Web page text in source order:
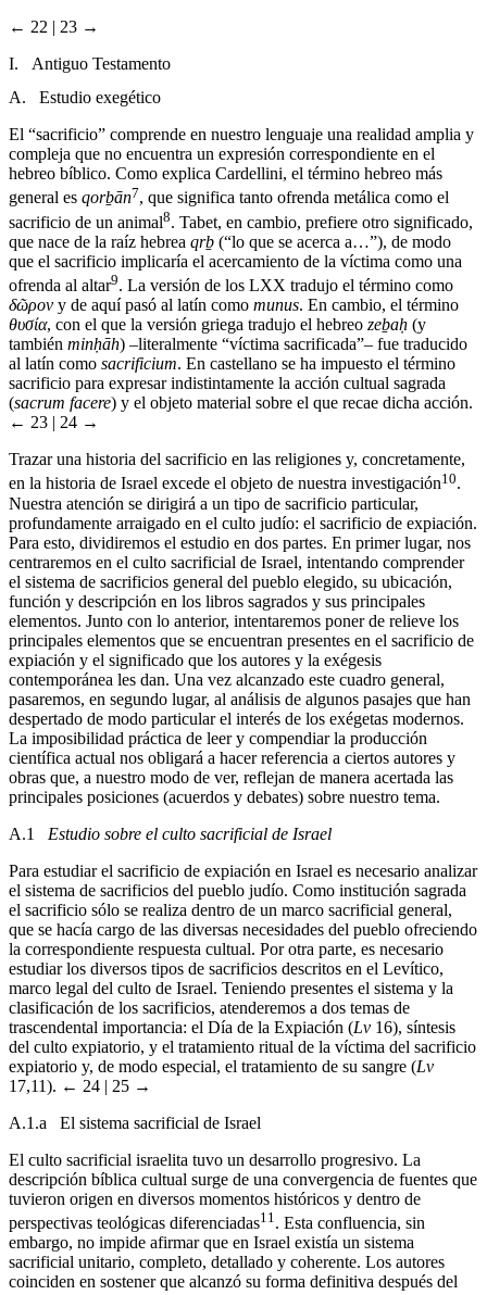
← 22 | 23 →
I. Antiguo Testamento
A. Estudio exegético
El “sacrificio” comprende en nuestro lenguaje una realidad amplia y
compleja que no encuentra un expresión correspondiente en el
hebreo bíblico. Como explica Cardellini, el término hebreo más
general es qorḇān7, que significa tanto ofrenda metálica como el
sacrificio de un animal8. Tabet, en cambio, prefiere otro significado,
que nace de la raíz hebrea qrḇ (“lo que se acerca a…”), de modo
que el sacrificio implicaría el acercamiento de la víctima como una
ofrenda al altar9. La versión de los LXX tradujo el término como
δῶρον y de aquí pasó al latín como munus. En cambio, el término
θυσία, con el que la versión griega tradujo el hebreo zeḇaḥ (y
también minḥāh) –literalmente “víctima sacrificada”– fue traducido
al latín como sacrificium. En castellano se ha impuesto el término
sacrificio para expresar indistintamente la acción cultual sagrada
(sacrum facere) y el objeto material sobre el que recae dicha acción.
← 23 | 24 →
Trazar una historia del sacrificio en las religiones y, concretamente,
en la historia de Israel excede el objeto de nuestra investigación10.
Nuestra atención se dirigirá a un tipo de sacrificio particular,
profundamente arraigado en el culto judío: el sacrificio de expiación.
Para esto, dividiremos el estudio en dos partes. En primer lugar, nos
centraremos en el culto sacrificial de Israel, intentando comprender
el sistema de sacrificios general del pueblo elegido, su ubicación,
función y descripción en los libros sagrados y sus principales
elementos. Junto con lo anterior, intentaremos poner de relieve los
principales elementos que se encuentran presentes en el sacrificio de
expiación y el significado que los autores y la exégesis
contemporánea les dan. Una vez alcanzado este cuadro general,
pasaremos, en segundo lugar, al análisis de algunos pasajes que han
despertado de modo particular el interés de los exégetas modernos.
La imposibilidad práctica de leer y compendiar la producción
científica actual nos obligará a hacer referencia a ciertos autores y
obras que, a nuestro modo de ver, reflejan de manera acertada las
principales posiciones (acuerdos y debates) sobre nuestro tema.
A.1 Estudio sobre el culto sacrificial de Israel
Para estudiar el sacrificio de expiación en Israel es necesario analizar
el sistema de sacrificios del pueblo judío. Como institución sagrada
el sacrificio sólo se realiza dentro de un marco sacrificial general,
que se hacía cargo de las diversas necesidades del pueblo ofreciendo
la correspondiente respuesta cultual. Por otra parte, es necesario
estudiar los diversos tipos de sacrificios descritos en el Levítico,
marco legal del culto de Israel. Teniendo presentes el sistema y la
clasificación de los sacrificios, atenderemos a dos temas de
trascendental importancia: el Día de la Expiación (Lv 16), síntesis
del culto expiatorio, y el tratamiento ritual de la víctima del sacrificio
expiatorio y, de modo especial, el tratamiento de su sangre (Lv
17,11). ← 24 | 25 →
A.1.a El sistema sacrificial de Israel
El culto sacrificial israelita tuvo un desarrollo progresivo. La
descripción bíblica cultual surge de una convergencia de fuentes que
tuvieron origen en diversos momentos históricos y dentro de
perspectivas teológicas diferenciadas11 . Esta confluencia, sin
embargo, no impide afirmar que en Israel existía un sistema
sacrificial unitario, completo, detallado y coherente. Los autores
coinciden en sostener que alcanzó su forma definitiva después del